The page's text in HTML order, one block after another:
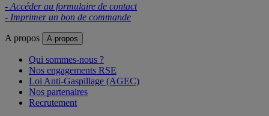
- Accéder au formulaire de contact
- Imprimer un bon de commande
A propos A propos
Qui sommes-nous ?
Nos engagements RSE
Loi Anti-Gaspillage (AGEC)
Nos partenaires
Recrutement